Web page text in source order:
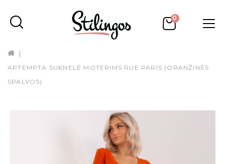
0
APTEMPTA SUKNELĖ MOTERIMS RUE PARIS (ORANŽINĖS
SPALVOS)